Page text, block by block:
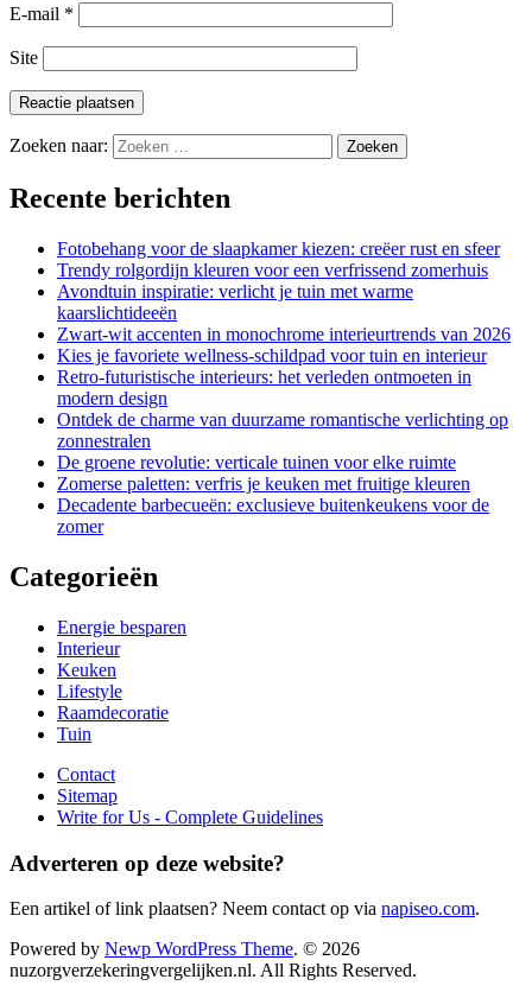
E-mail *
Site
Zoeken naar:
Recente berichten
Fotobehang voor de slaapkamer kiezen: creëer rust en sfeer
Trendy rolgordijn kleuren voor een verfrissend zomerhuis
Avondtuin inspiratie: verlicht je tuin met warme
kaarslichtideeën
Zwart-wit accenten in monochrome interieurtrends van 2026
Kies je favoriete wellness-schildpad voor tuin en interieur
Retro-futuristische interieurs: het verleden ontmoeten in
modern design
Ontdek de charme van duurzame romantische verlichting op
zonnestralen
De groene revolutie: verticale tuinen voor elke ruimte
Zomerse paletten: verfris je keuken met fruitige kleuren
Decadente barbecueën: exclusieve buitenkeukens voor de
zomer
Categorieën
Energie besparen
Interieur
Keuken
Lifestyle
Raamdecoratie
Tuin
Contact
Sitemap
Write for Us - Complete Guidelines
Adverteren op deze website?
Een artikel of link plaatsen? Neem contact op via napiseo.com.
Powered by Newp WordPress Theme. © 2026
nuzorgverzekeringvergelijken.nl. All Rights Reserved.